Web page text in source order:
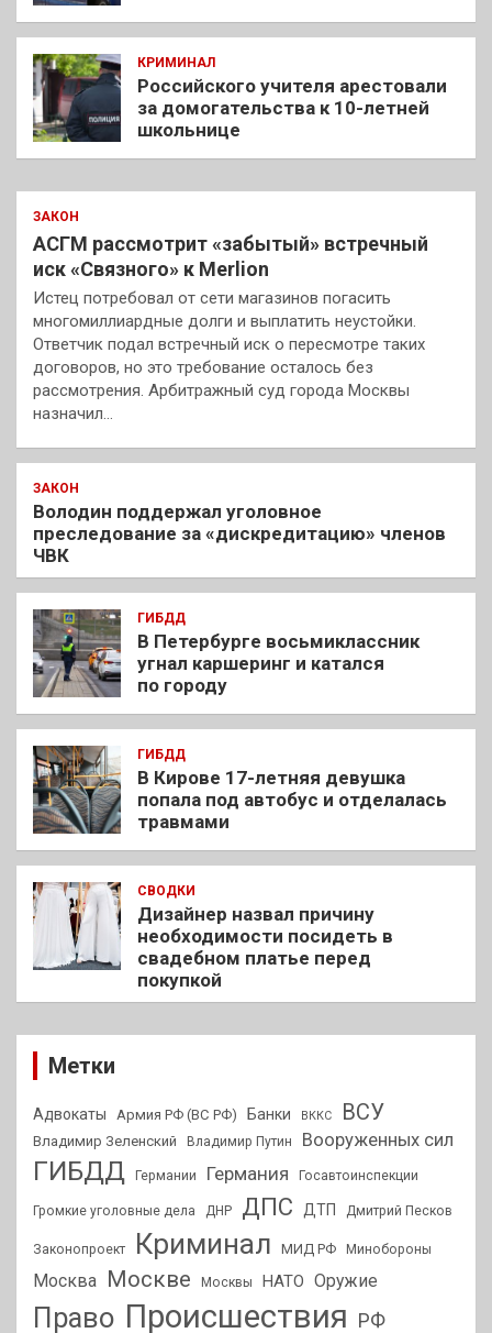
КРИМИНАЛ
Российского учителя арестовали
за домогательства к 10-летней
школьнице
ЗАКОН
АСГМ рассмотрит «забытый» встречный
иск «Связного» к Merlion
Истец потребовал от сети магазинов погасить
многомиллиардные долги и выплатить неустойки.
Ответчик подал встречный иск о пересмотре таких
договоров, но это требование осталось без
рассмотрения. Арбитражный суд города Москвы
назначил…
ЗАКОН
Володин поддержал уголовное
преследование за «дискредитацию» членов
ЧВК
ГИБДД
В Петербурге восьмиклассник
угнал каршеринг и катался
по городу
ГИБДД
В Кирове 17-летняя девушка
попала под автобус и отделалась
травмами
СВОДКИ
Дизайнер назвал причину
необходимости посидеть в
свадебном платье перед
покупкой
Метки
Адвокаты Армия РФ (ВС РФ) Банки ВККС ВСУ
Владимир Зеленский Владимир Путин Вооруженных сил
ГИБДД Германии Германия Госавтоинспекции
Громкие уголовные дела ДНР ДПС ДТП Дмитрий Песков
Законопроект Криминал МИД РФ Минобороны
Москва Москве Москвы НАТО Оружие
Право Происшествия РФ